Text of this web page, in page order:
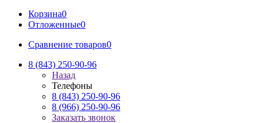
Корзина0
Отложенные0
Сравнение товаров0
8 (843) 250-90-96
Назад
Телефоны
8 (843) 250-90-96
8 (966) 250-90-96
Заказать звонок